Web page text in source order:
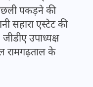
मछली पकड़ने की
सहारा एस्टेट की
उपाध्यक्ष
रामगढ़ताल के